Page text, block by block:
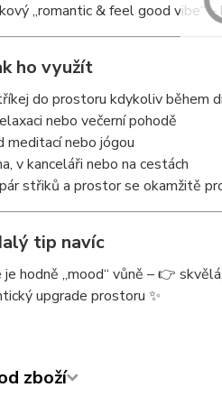
„romantic & feel good vibe“
ho využít
do prostoru kdykoliv během
nebo večerní pohodě
meditací nebo jógou
v kanceláři nebo na cestách
střiků a prostor se okamžitě
tip navíc
je hodně „mood“ vůně – 👉
upgrade prostoru ✨
zboží